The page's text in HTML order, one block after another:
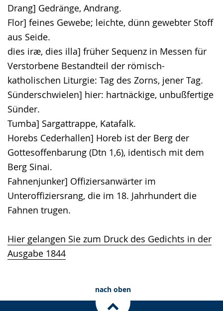
Drang] Gedränge, Andrang.
Flor] feines Gewebe; leichte, dünn gewebter Stoff
aus Seide.
dies iræ, dies illa] früher Sequenz in Messen für
Verstorbene Bestandteil der römisch-
katholischen Liturgie: Tag des Zorns, jener Tag.
Sünderschwielen] hier: hartnäckige, unbußfertige
Sünder.
Tumba] Sargattrappe, Katafalk.
Horebs Cederhallen] Horeb ist der Berg der
Gottesoffenbarung (Dtn 1,6), identisch mit dem
Berg Sinai.
Fahnenjunker] Offiziersanwärter im
Unteroffiziersrang, die im 18. Jahrhundert die
Fahnen trugen.
Hier gelangen Sie zum Druck des Gedichts in der
Ausgabe 1844
nach oben